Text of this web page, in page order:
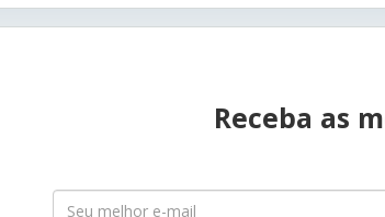
Receba as